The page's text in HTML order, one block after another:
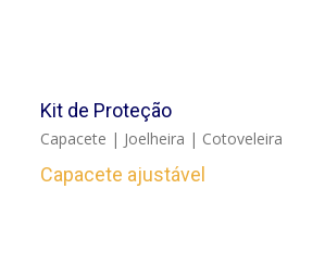
Kit de Proteção
Capacete | Joelheira | Cotoveleira
Capacete ajustável